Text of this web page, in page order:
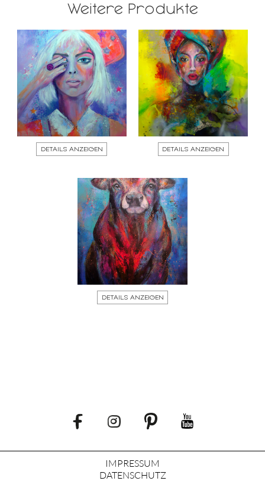
Weitere Produkte
DETAILS ANZEIGEN DETAILS ANZEIGEN
DETAILS ANZEIGEN
IMPRESSUM
DATENSCHUTZ